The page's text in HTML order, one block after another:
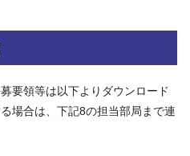
要領等は以下よりダウンロード
場合は、下記8の担当部局まで連